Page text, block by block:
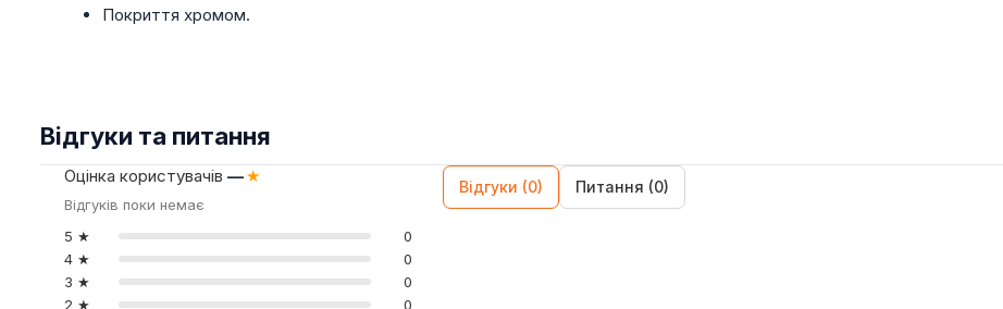
Покриття хромом.
Відгуки та питання
Оцінка користувачів —★
Відгуків поки немає
5 ★
0
4 ★
0
3 ★
0
2 ★
0
Відгуки (0) Питання (0)